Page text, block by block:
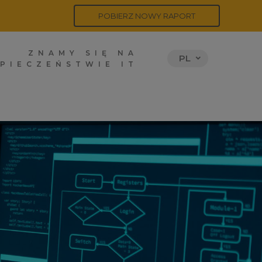
ZNAMY SIĘ NA
IT
PL
POBIERZ NOWY RAPORT